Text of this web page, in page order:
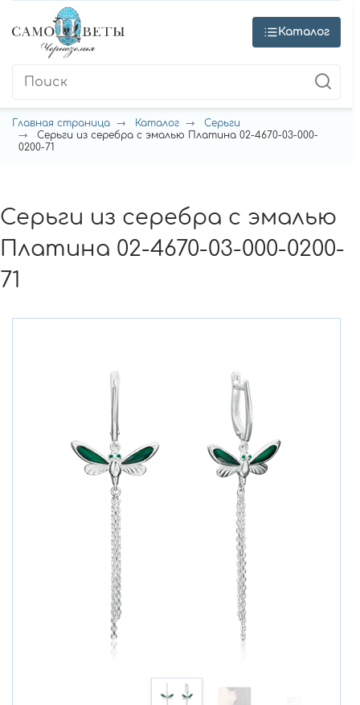
Каталог
Главная страница Каталог
Серьги
Серьги из серебра с эмалью Платина 02-4670-03-000-
0200-71
Серьги из серебра с эмалью
Платина 02-4670-03-000-0200-
71